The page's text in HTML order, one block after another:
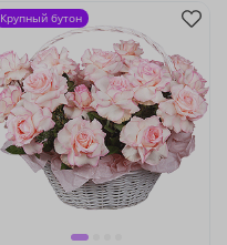
Крупный бутон